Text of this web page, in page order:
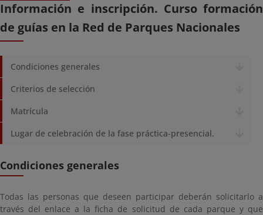
Información e inscripción. Curso formación
de guías en la Red de Parques Nacionales
Condiciones generales
Criterios de selección
Matrícula
Lugar de celebración de la fase práctica-presencial.
Condiciones generales
Todas las personas que deseen participar deberán solicitarlo a
través del enlace a la ficha de solicitud de cada parque y que